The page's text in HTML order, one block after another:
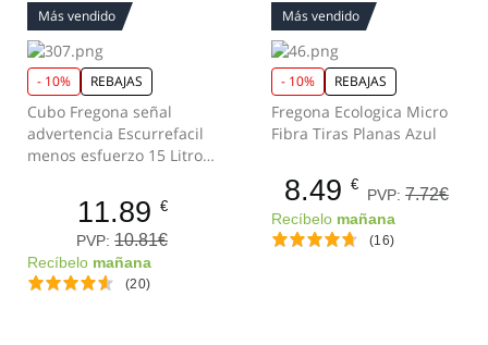
Más vendido
- 10% REBAJAS
Cubo Fregona señal
advertencia Escurrefacil
menos esfuerzo 15 Litros
11.89 €
PVP: 10.81€
Recíbelo mañana
(20)
Más vendido
- 10% REBAJAS
Fregona Ecologica Micro
Fibra Tiras Planas Azul
8.49 €
PVP: 7.72€
Recíbelo mañana
(16)